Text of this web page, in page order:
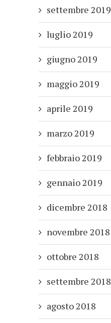
settembre 2019
luglio 2019
giugno 2019
maggio 2019
aprile 2019
marzo 2019
febbraio 2019
gennaio 2019
dicembre 2018
novembre 2018
ottobre 2018
settembre 2018
agosto 2018